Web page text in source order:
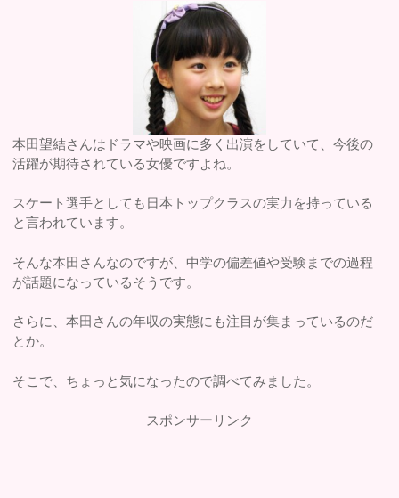
本田望結さんはドラマや映画に多く出演をしていて、今後の
活躍が期待されている女優ですよね。
スケート選手としても日本トップクラスの実力を持っている
と言われています。
そんな本田さんなのですが、中学の偏差値や受験までの過程
が話題になっているそうです。
さらに、本田さんの年収の実態にも注目が集まっているのだ
とか。
そこで、ちょっと気になったので調べてみました。
スポンサーリンク